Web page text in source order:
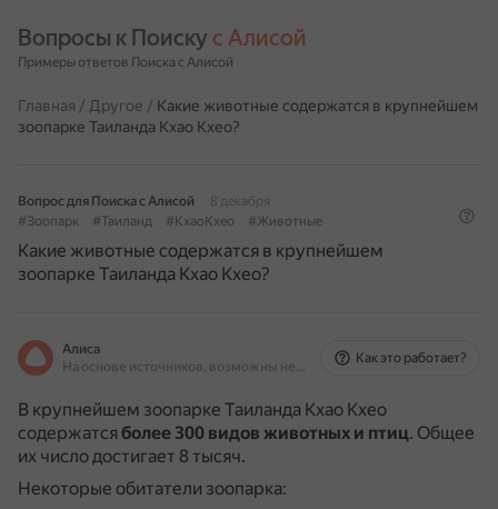
Вопросы к Поиску с Алисой
Примеры ответов Поиска с Алисой
Главная / Другое / Какие животные содержатся в крупнейшем
зоопарке Таиланда Кхао Кхео?
Вопрос для Поиска с Алисой
8 декабря
#Зоопарк
#Таиланд #КхаоКхео #Животные
Какие животные содержатся в крупнейшем
зоопарке Таиланда Кхао Кхео?
Алиса
На основе источников, возможны неточности
Как это работает?
В крупнейшем зоопарке Таиланда Кхао Кхео
содержатся более 300 видов животных и птиц. Общее
их число достигает 8 тысяч.
Некоторые обитатели зоопарка: